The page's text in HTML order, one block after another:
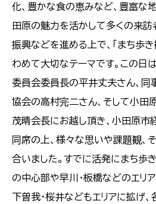
化、豊かな食の恵みなど、豊富な地
田原の魅力を活かして多くの来
振興などを進める上で、「まち歩
わめて大切なテーマです。この日
委員会委員長の平井丈夫さん、同
協会の高村完二さん、そして小田
茂晴会長にお越し頂き、小田原市
同席の上、様々な思いや課題観、
合いました。すでに活発にまち歩
の中心部や早川・板橋などのエリ
下曽我・桜井などもエリアに拡げ、